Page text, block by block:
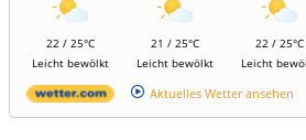
22 / 25°C
Leicht bewölkt
21 / 25°C
Leicht bewölkt
22 / 25°C
Leicht
Aktuelles Wetter ansehen